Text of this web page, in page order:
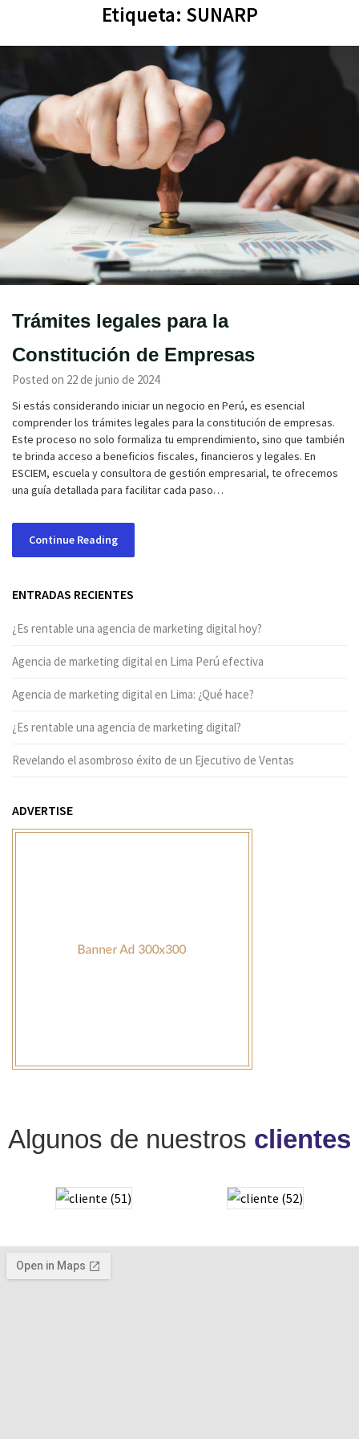
Etiqueta: SUNARP
Trámites legales para la
Constitución de Empresas
Posted on 22 de junio de 2024
Si estás considerando iniciar un negocio en Perú, es esencial
comprender los trámites legales para la constitución de empresas.
Este proceso no solo formaliza tu emprendimiento, sino que también
te brinda acceso a beneficios fiscales, financieros y legales. En
ESCIEM, escuela y consultora de gestión empresarial, te ofrecemos
una guía detallada para facilitar cada paso…
Continue Reading
ENTRADAS RECIENTES
¿Es rentable una agencia de marketing digital hoy?
Agencia de marketing digital en Lima Perú efectiva
Agencia de marketing digital en Lima: ¿Qué hace?
¿Es rentable una agencia de marketing digital?
Revelando el asombroso éxito de un Ejecutivo de Ventas
ADVERTISE
Algunos de nuestros clientes